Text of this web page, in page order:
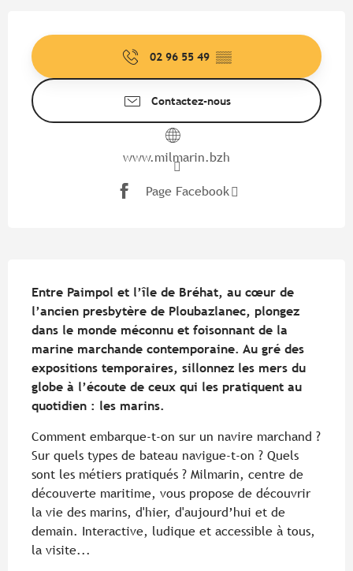
02 96 55 49 ▒▒
Contactez-nous
www.milmarin.bzh
Page Facebook
Entre Paimpol et l’île de Bréhat, au cœur de
l’ancien presbytère de Ploubazlanec, plongez
dans le monde méconnu et foisonnant de la
marine marchande contemporaine. Au gré des
expositions temporaires, sillonnez les mers du
globe à l’écoute de ceux qui les pratiquent au
quotidien : les marins.
Comment embarque-t-on sur un navire marchand ?
Sur quels types de bateau navigue-t-on ? Quels
sont les métiers pratiqués ? Milmarin, centre de
découverte maritime, vous propose de découvrir
la vie des marins, d'hier, d'aujourd’hui et de
demain. Interactive, ludique et accessible à tous,
la visite...